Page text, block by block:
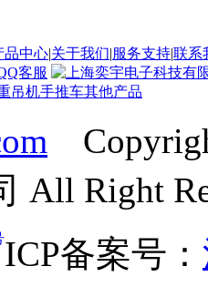
品中心|关于我们|服务支持|联系
吊机手推车其他产品
All Right
ICP备案号：